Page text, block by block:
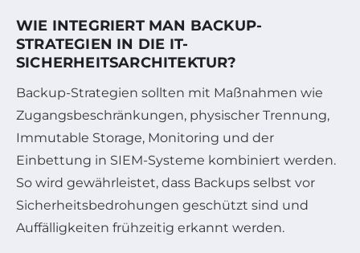
WIE INTEGRIERT MAN BACKUP-
STRATEGIEN IN DIE IT-
SICHERHEITSARCHITEKTUR?
Backup-Strategien sollten mit Maßnahmen wie
Zugangsbeschränkungen, physischer Trennung,
Immutable Storage, Monitoring und der
Einbettung in SIEM-Systeme kombiniert werden.
So wird gewährleistet, dass Backups selbst vor
Sicherheitsbedrohungen geschützt sind und
Auffälligkeiten frühzeitig erkannt werden.